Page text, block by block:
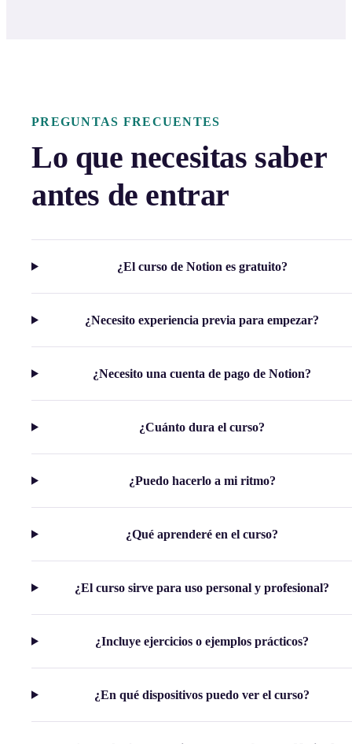
PREGUNTAS FRECUENTES
Lo que necesitas saber
antes de entrar
¿El curso de Notion es gratuito?
¿Necesito experiencia previa para empezar?
¿Necesito una cuenta de pago de Notion?
¿Cuánto dura el curso?
¿Puedo hacerlo a mi ritmo?
¿Qué aprenderé en el curso?
¿El curso sirve para uso personal y profesional?
¿Incluye ejercicios o ejemplos prácticos?
¿En qué dispositivos puedo ver el curso?